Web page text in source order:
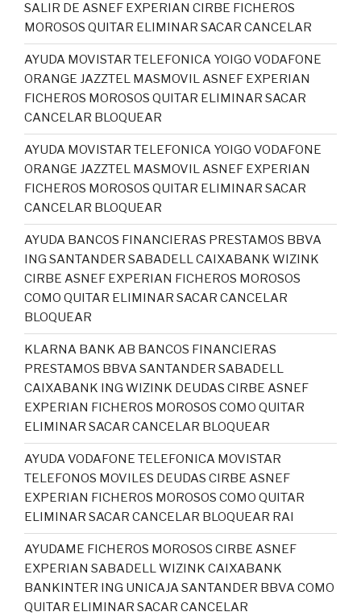
SALIR DE ASNEF EXPERIAN CIRBE FICHEROS
MOROSOS QUITAR ELIMINAR SACAR CANCELAR
AYUDA MOVISTAR TELEFONICA YOIGO VODAFONE
ORANGE JAZZTEL MASMOVIL ASNEF EXPERIAN
FICHEROS MOROSOS QUITAR ELIMINAR SACAR
CANCELAR BLOQUEAR
AYUDA MOVISTAR TELEFONICA YOIGO VODAFONE
ORANGE JAZZTEL MASMOVIL ASNEF EXPERIAN
FICHEROS MOROSOS QUITAR ELIMINAR SACAR
CANCELAR BLOQUEAR
AYUDA BANCOS FINANCIERAS PRESTAMOS BBVA
ING SANTANDER SABADELL CAIXABANK WIZINK
CIRBE ASNEF EXPERIAN FICHEROS MOROSOS
COMO QUITAR ELIMINAR SACAR CANCELAR
BLOQUEAR
KLARNA BANK AB BANCOS FINANCIERAS
PRESTAMOS BBVA SANTANDER SABADELL
CAIXABANK ING WIZINK DEUDAS CIRBE ASNEF
EXPERIAN FICHEROS MOROSOS COMO QUITAR
ELIMINAR SACAR CANCELAR BLOQUEAR
AYUDA VODAFONE TELEFONICA MOVISTAR
TELEFONOS MOVILES DEUDAS CIRBE ASNEF
EXPERIAN FICHEROS MOROSOS COMO QUITAR
ELIMINAR SACAR CANCELAR BLOQUEAR RAI
AYUDAME FICHEROS MOROSOS CIRBE ASNEF
EXPERIAN SABADELL WIZINK CAIXABANK
BANKINTER ING UNICAJA SANTANDER BBVA COMO
QUITAR ELIMINAR SACAR CANCELAR